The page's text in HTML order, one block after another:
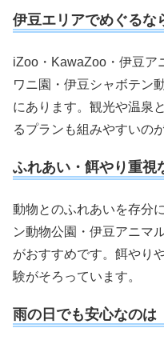
伊豆エリアでめぐるな
iZoo・KawaZoo・伊豆ア
ワニ園・伊豆シャボテン
にあります。観光や温泉
るプランも組みやすいの
ふれあい・餌やり重視
動物とのふれあいを存分
ン動物公園・伊豆アニマ
がおすすめです。餌やり
験がそろっています。
雨の日でも安心なのは